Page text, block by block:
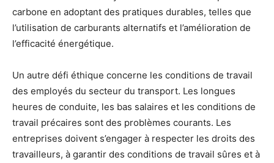
carbone en adoptant des pratiques durables, telles que
l’utilisation de carburants alternatifs et l’amélioration de
l’efficacité énergétique.
Un autre défi éthique concerne les conditions de travail
des employés du secteur du transport. Les longues
heures de conduite, les bas salaires et les conditions de
travail précaires sont des problèmes courants. Les
entreprises doivent s’engager à respecter les droits des
travailleurs, à garantir des conditions de travail sûres et à